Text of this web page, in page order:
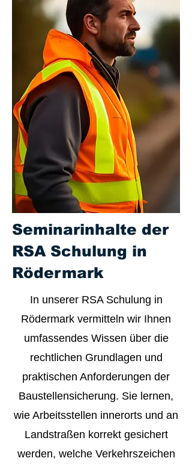
Seminarinhalte der
RSA Schulung in
Rödermark
In unserer RSA Schulung in
Rödermark vermitteln wir Ihnen
umfassendes Wissen über die
rechtlichen Grundlagen und
praktischen Anforderungen der
Baustellensicherung. Sie lernen,
wie Arbeitsstellen innerorts und an
Landstraßen korrekt gesichert
werden, welche Verkehrszeichen